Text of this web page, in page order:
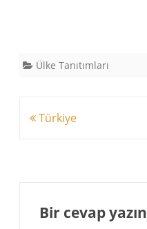
Ülke Tanıtımları
Yazı
Türkiye
Bir cevap yazın